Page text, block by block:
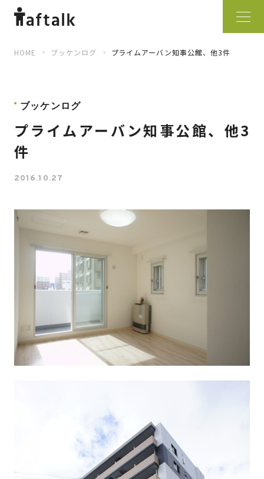
HOME ブッケンログ プライムアーバン知事公館、他3件
ブッケンログ
プライムアーバン知事公館、他3
件
2016.10.27